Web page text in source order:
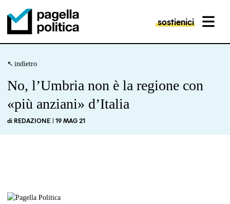
Pagella Politica Logo
sostienici MENU
indietro
No, l’Umbria non è la regione con
«più anziani» d’Italia
di REDAZIONE | 19 MAG 21